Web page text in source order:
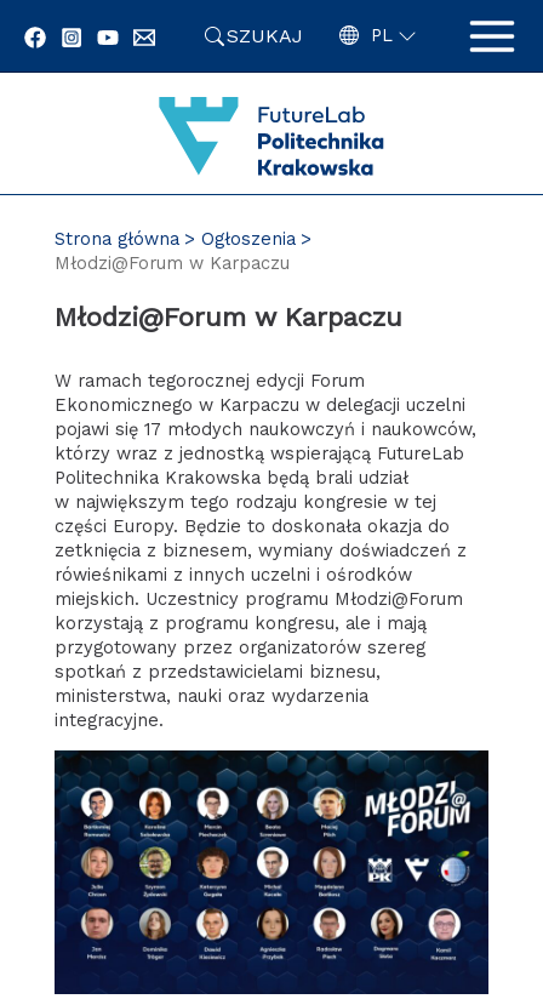
SZUKAJ PL
Strona główna
Ogłoszenia
Młodzi@Forum w Karpaczu
Młodzi@Forum w Karpaczu
W ramach tegorocznej edycji Forum
Ekonomicznego w Karpaczu w delegacji uczelni
pojawi się 17 młodych naukowczyń i naukowców,
którzy wraz z jednostką wspierającą FutureLab
Politechnika Krakowska będą brali udział
w największym tego rodzaju kongresie w tej
części Europy. Będzie to doskonała okazja do
zetknięcia z biznesem, wymiany doświadczeń z
rówieśnikami z innych uczelni i ośrodków
miejskich. Uczestnicy programu Młodzi@Forum
korzystają z programu kongresu, ale i mają
przygotowany przez organizatorów szereg
spotkań z przedstawicielami biznesu,
ministerstwa, nauki oraz wydarzenia
integracyjne.